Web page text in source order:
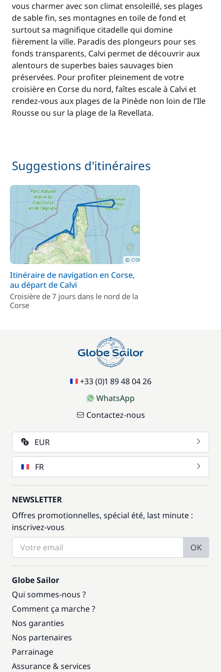
vous charmer avec son climat ensoleillé, ses plages
de sable fin, ses montagnes en toile de fond et
surtout sa magnifique citadelle qui domine
fièrement la ville. Paradis des plongeurs pour ses
fonds transparents, Calvi permet de découvrir aux
alentours de superbes baies sauvages bien
préservées. Pour profiter pleinement de votre
croisière en Corse du nord, faîtes escale à Calvi et
rendez-vous aux plages de la Pinède non loin de l’Ile
Rousse ou sur la plage de la Revellata.
Suggestions d'itinéraires
Itinéraire de navigation en Corse,
au départ de Calvi
Croisière de 7 jours dans le nord de la
Corse
+33 (0)1 89 48 04 26
WhatsApp
Contactez-nous
EUR
FR
NEWSLETTER
Offres promotionnelles, spécial été, last minute :
inscrivez-vous
OK
Globe Sailor
Qui sommes-nous ?
Comment ça marche ?
Nos garanties
Nos partenaires
Parrainage
Assurance & services